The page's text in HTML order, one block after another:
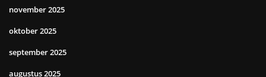
november 2025
oktober 2025
september 2025
augustus 2025